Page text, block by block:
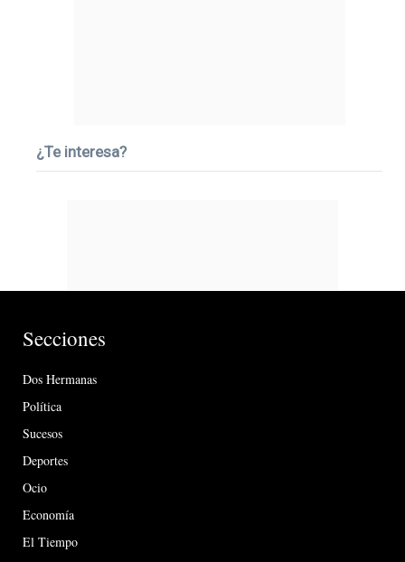
¿Te interesa?
Secciones
Dos Hermanas
Política
Sucesos
Deportes
Ocio
Economía
El Tiempo